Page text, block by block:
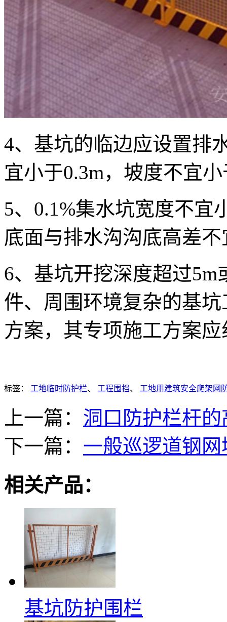
4、基坑的临边应设置排
宜小于0.3m，坡度不宜
5、0.1%集水坑宽度不宜
底面与排水沟沟底高差不
6、基坑开挖深度超过
件、周围环境复杂的基
方案，其专项施工方案
标签： 工地临时防护栏、 工程围挡、 工地用建筑安全爬架网
上一篇： 洞口防护栏杆
下一篇： 一般巡逻道钢
相关产品：
基坑防护围栏